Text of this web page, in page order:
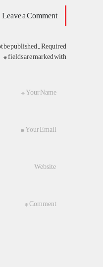
Leave a Comment
be published. Required
fields are marked with *